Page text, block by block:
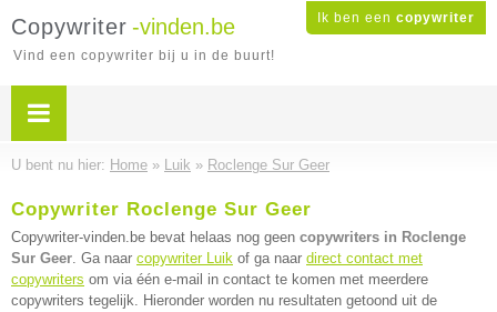
Ik ben een copywriter
Copywriter -vinden.be
Vind een copywriter bij u in de buurt!
U bent nu hier: Home » Luik » Roclenge Sur Geer
Copywriter Roclenge Sur Geer
Copywriter-vinden.be bevat helaas nog geen copywriters in Roclenge
Sur Geer. Ga naar copywriter Luik of ga naar direct contact met
copywriters om via één e-mail in contact te komen met meerdere
copywriters tegelijk. Hieronder worden nu resultaten getoond uit de